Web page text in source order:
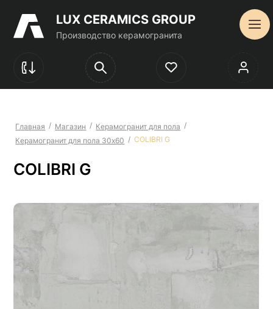
LUX CERAMICS GROUP
Производство керамогранита
Главная / Магазин / Керамогранит для пола /
Керамогранит для пола 30х60 / COLIBRI G
COLIBRI G